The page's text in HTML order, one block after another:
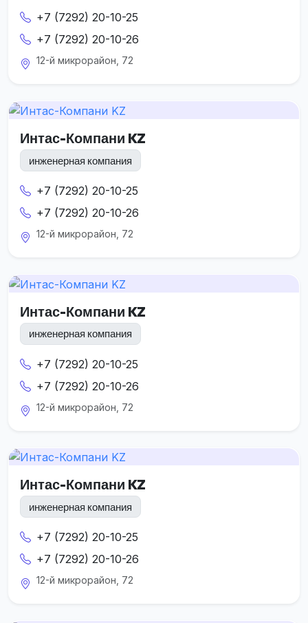
+7 (7292) 20-10-25
+7 (7292) 20-10-26
12-й микрорайон, 72
Интас-Компани KZ
инженерная компания
+7 (7292) 20-10-25
+7 (7292) 20-10-26
12-й микрорайон, 72
Интас-Компани KZ
инженерная компания
+7 (7292) 20-10-25
+7 (7292) 20-10-26
12-й микрорайон, 72
Интас-Компани KZ
инженерная компания
+7 (7292) 20-10-25
+7 (7292) 20-10-26
12-й микрорайон, 72